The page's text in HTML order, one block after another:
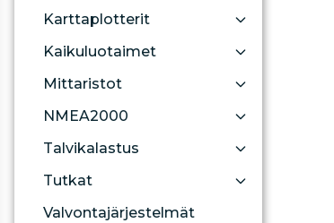
Karttaplotterit
Kaikuluotaimet
Mittaristot
NMEA2000
Talvikalastus
Tutkat
Valvontajärjestelmät